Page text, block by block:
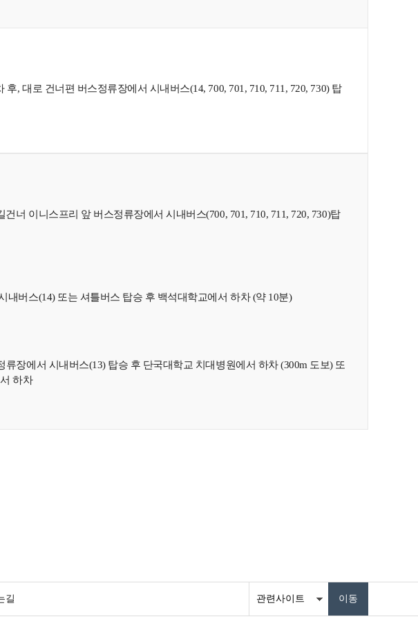
, 대로 건너편 버스정류장에서 시내버스(14, 700, 701, 710, 711, 720, 730) 탑
너 이니스프리 앞 버스정류장에서 시내버스(700, 701, 710, 711, 720, 730)탑
내버스(14) 또는 셔틀버스 탑승 후 백석대학교에서 하차 (약 10분)
장에서 시내버스(13) 탑승 후 단국대학교 치대병원에서 하차 (300m 도보) 또
하차
길